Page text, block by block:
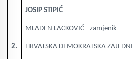
2.
JOSIP STIPIĆ
MLADEN LACKOVIĆ - zamjenik
HRVATSKA DEMOKRATSKA